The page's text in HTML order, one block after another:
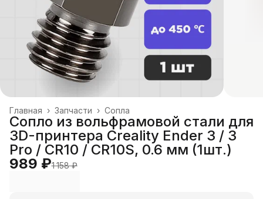
Сопла
Запчасти ›
Главная ›
Сопло из вольфрамовой стали для
3D-принтера Creality Ender 3 / 3
Pro / CR10 / CR10S, 0.6 мм (1шт.)
989 ₽1 158 ₽